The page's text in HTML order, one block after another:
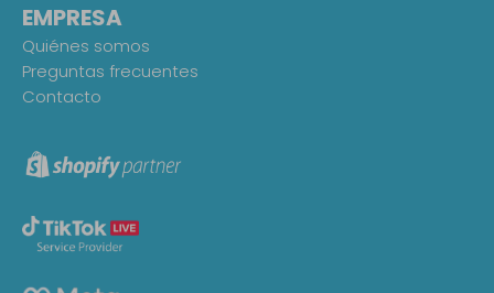
EMPRESA
Quiénes somos
Preguntas frecuentes
Contacto